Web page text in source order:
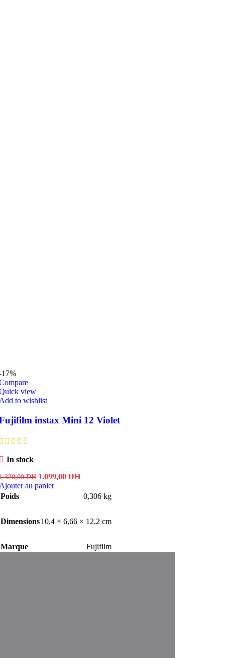
17%
view
to wishlist
instax Mini 12 Violet
In stock
DH Le
prix
1.099,00 DHLe
actuel
au panier
Poids
0,306 kg
Dimensions10,4 × 6,66 × 12,2 cm
Marque Fujifilm